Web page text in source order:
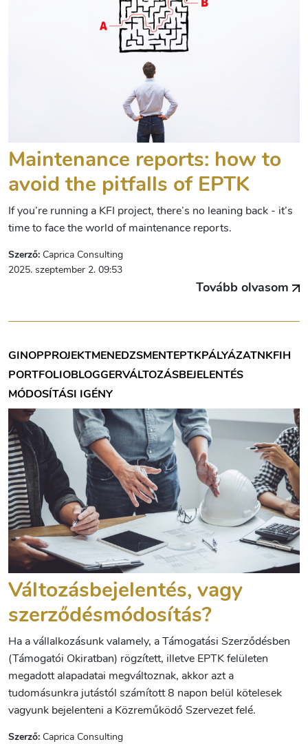
Maintenance reports: how to
avoid the pitfalls of EPTK
If you’re running a KFI project, there’s no leaning back - it’s
time to face the world of maintenance reports.
Szerző: Caprica Consulting
2025. szeptember 2. 09:53
Tovább olvasom
GINOPPROJEKTMENEDZSMENTEPTKPÁLYÁZATNKFIH
PORTFOLIOBLOGGERVÁLTOZÁSBEJELENTÉS
MÓDOSÍTÁSI IGÉNY
Változásbejelentés, vagy
szerződésmódosítás?
Ha a vállalkozásunk valamely, a Támogatási Szerződésben
(Támogatói Okiratban) rögzített, illetve EPTK felületen
megadott alapadatai megváltoznak, akkor azt a
tudomásunkra jutástól számított 8 napon belül kötelesek
vagyunk bejelenteni a Közreműködő Szervezet felé.
Szerző: Caprica Consulting